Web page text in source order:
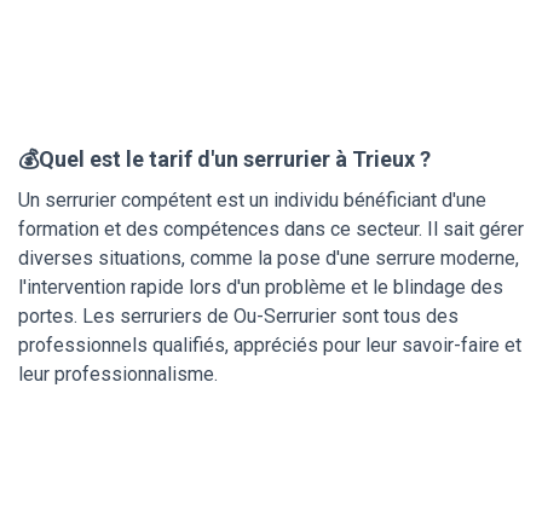
💰Quel est le tarif d'un serrurier à Trieux ?
Un serrurier compétent est un individu bénéficiant d'une
formation et des compétences dans ce secteur. Il sait gérer
diverses situations, comme la pose d'une serrure moderne,
l'intervention rapide lors d'un problème et le blindage des
portes. Les serruriers de Ou-Serrurier sont tous des
professionnels qualifiés, appréciés pour leur savoir-faire et
leur professionnalisme.